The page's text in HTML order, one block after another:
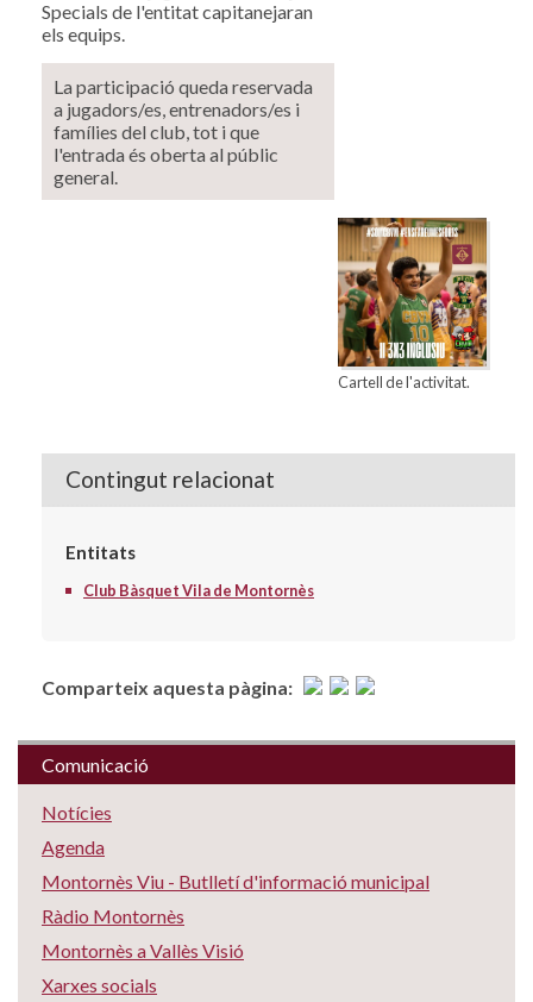
Specials de l'entitat capitanejaran
els equips.
La participació queda reservada
a jugadors/es, entrenadors/es i
famílies del club, tot i que
l'entrada és oberta al públic
general.
Cartell de l'activitat.
Contingut relacionat
Entitats
Club Bàsquet Vila de Montornès
Comparteix aquesta pàgina:
Comunicació
Notícies
Agenda
Montornès Viu - Butlletí d'informació municipal
Ràdio Montornès
Montornès a Vallès Visió
Xarxes socials